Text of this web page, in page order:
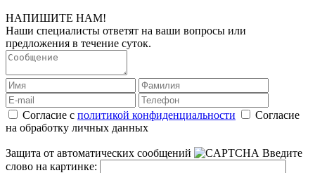
НАПИШИТЕ НАМ!
Наши специалисты ответят на ваши вопросы или
предложения в течение суток.
Согласие с политикой конфиденциальности
Согласие
на обработку личных данных
Защита от автоматических сообщений
Введите
слово на картинке: